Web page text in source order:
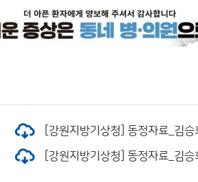
[강원지방기상청] 동정자료_김
[강원지방기상청] 동정자료_김